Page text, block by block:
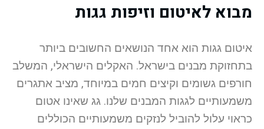
מבוא לאיטום וזיפות גגות
איטום גגות הוא אחד הנושאים החשובים ביותר
בתחזוקת מבנים בישראל. האקלים הישראלי, המשלב
חורפים גשומים וקיצים חמים במיוחד, מציב אתגרים
משמעותיים לגגות המבנים שלנו. גג שאינו אטום
כראוי עלול להוביל לנזקים משמעותיים הכוללים